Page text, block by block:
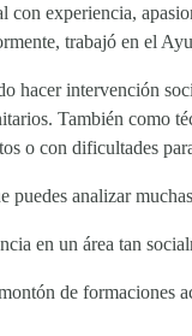
con experiencia,
trabajó en el
hacer intervención
También como
o con dificultades
analizar
en un área tan
de formaciones